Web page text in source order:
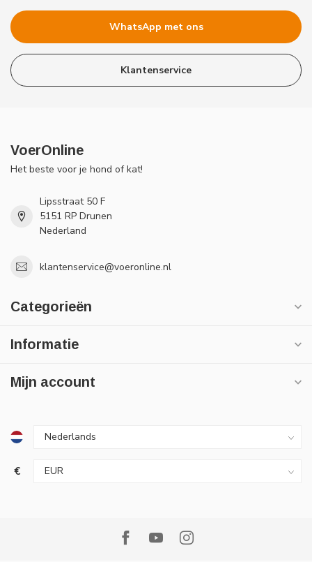
WhatsApp met ons
Klantenservice
VoerOnline
Het beste voor je hond of kat!
Lipsstraat 50 F
5151 RP Drunen
Nederland
klantenservice@voeronline.nl
Categorieën
Informatie
Mijn account
€